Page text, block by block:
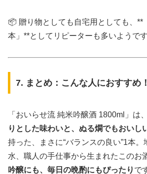
📦 贈り物としても自宅用としても、**
本」**としてリピーターも多いようです
7. まとめ：こんな人におすすめ！
「おいらせ流 純米吟醸酒 1800ml」は、
りとした味わいと、ぬる燗でもおいし
持った、まさに“バランスの良い”1本。
水、職人の手仕事から生まれたこのお
吟醸にも、毎日の晩酌にもぴったり で